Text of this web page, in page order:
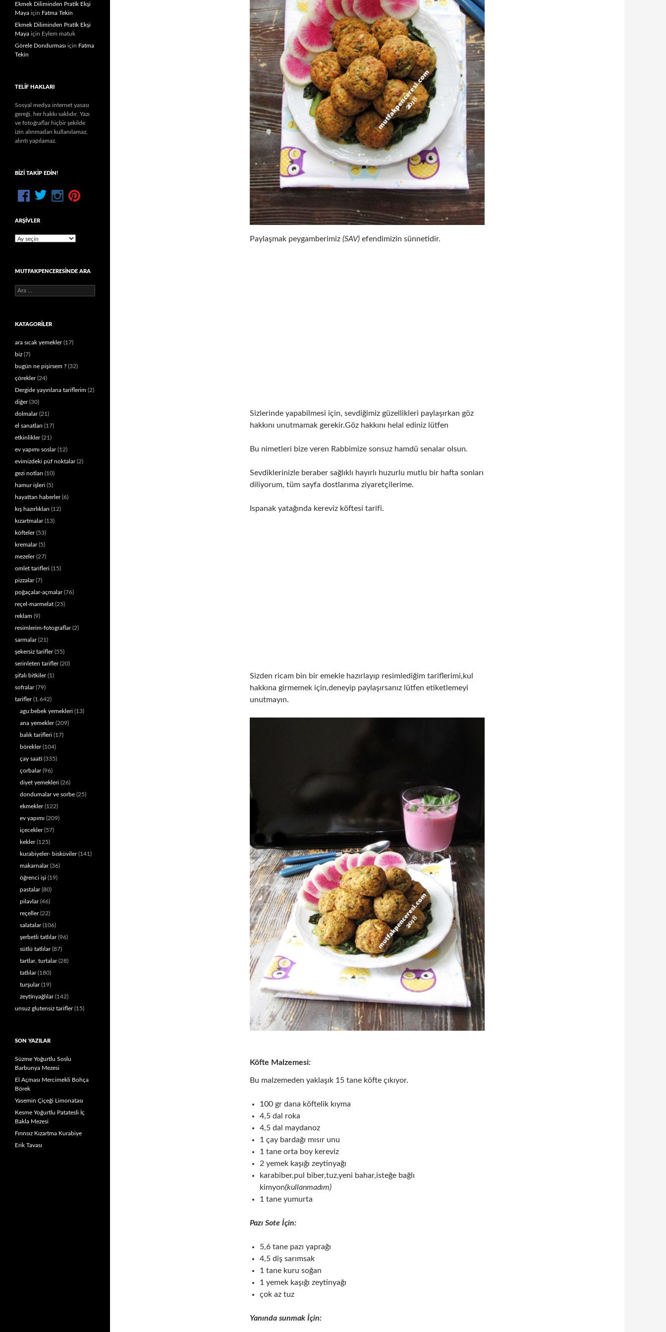
Paylaşmak peygamberimiz (SAV) efendimizin sünnetidir.
Sizlerinde yapabilmesi için, sevdiğimiz güzellikleri paylaşırkan göz
hakkını unutmamak gerekir.Göz hakkını helal ediniz lütfen
Bu nimetleri bize veren Rabbimize sonsuz hamdü senalar olsun.
Sevdiklerinizle beraber sağlıklı hayırlı huzurlu mutlu bir hafta sonları
diliyorum, tüm sayfa dostlarıma ziyaretçilerime.
Ispanak yatağında kereviz köftesi tarifi.
Sizden ricam bin bir emekle hazırlayıp resimlediğim tariflerimi,kul
hakkına girmemek için,deneyip paylaşırsanız lütfen etiketlemeyi
unutmayın.
Köfte Malzemesi:
Bu malzemeden yaklaşık 15 tane köfte çıkıyor.
100 gr dana köftelik kıyma
4,5 dal roka
4,5 dal maydanoz
1 çay bardağı mısır unu
1 tane orta boy kereviz
2 yemek kaşığı zeytinyağı
karabiber,pul biber,tuz,yeni bahar,isteğe bağlı
kimyon(kullanmadım)
1 tane yumurta
Pazı Sote İçin:
5,6 tane pazı yaprağı
4,5 diş sarımsak
1 tane kuru soğan
1 yemek kaşığı zeytinyağı
çok az tuz
Yanında sunmak İçin:
Ekmek Diliminden Pratik Ekşi
Maya için Fatma Tekin
Ekmek Diliminden Pratik Ekşi
Maya için Eylem matuk
Görele Dondurması için Fatma
Tekin
TELIF HAKLARI
Sosyal medya internet yasası
gereği, her hakkı saklıdır. Yazı
ve fotoğraflar hiçbir şekilde
izin alınmadan kullanılamaz,
alıntı yapılamaz.
BIZI TAKIP EDIN!
ARŞIVLER
Arşivler
MUTFAKPENCERESINDE ARA
Arama:
KATAGORILER
ara sıcak yemekler(17)
biz (7)
bugün ne pişirsem ? (32)
çörekler(24)
Dergide yayınlana tariflerim (2)
diğer(30)
dolmalar(21)
el sanatları (17)
etkinlikler(21)
ev yapımı soslar(12)
evimizdeki püf noktalar(2)
gezi notları (10)
hamur işleri (5)
hayattan haberler(6)
kış hazırlıkları (12)
kızartmalar(13)
köfteler(53)
kremalar(5)
mezeler(27)
omlet tarifleri (15)
pizzalar(7)
poğaçalar-açmalar(76)
reçel-marmelat (25)
reklam (9)
resimlerim-fotograflar(2)
sarmalar(21)
şekersiz tarifler(55)
serinleten tarifler(20)
şifalı bitkiler(1)
sofralar(79)
tarifler(1.642)
agu:bebek yemekleri (13)
ana yemekler(209)
balık tarifleri (17)
börekler(104)
çay saati (335)
çorbalar(96)
diyet yemekleri (26)
dondumalar ve sorbe (25)
ekmekler(122)
ev yapımı (209)
içecekler(57)
kekler(125)
kurabiyeler- bisküviler(141)
makarnalar(36)
öğrenci işi (19)
pastalar(80)
pilavlar(46)
reçeller(22)
salatalar(106)
şerbetli tatlılar(96)
sütlü tatlılar(87)
tartlar, turtalar(28)
tatlılar(180)
turşular(19)
zeytinyağlılar(142)
unsuz glutensiz tarifler(15)
SON YAZILAR
Süzme Yoğurtlu Soslu
Barbunya Mezesi
El Açması Mercimekli Bohça
Börek
Yasemin Çiçeği Limonatası
Kesme Yoğurtlu Patatesli İç
Bakla Mezesi
Fırınsız Kızartma Kurabiye
Erik Tavası